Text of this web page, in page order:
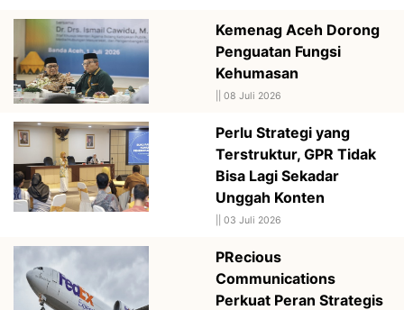
Kemenag Aceh Dorong
Penguatan Fungsi
Kehumasan
08 Juli 2026
Perlu Strategi yang
Terstruktur, GPR Tidak
Bisa Lagi Sekadar
Unggah Konten
03 Juli 2026
PRecious
Communications
Perkuat Peran Strategis